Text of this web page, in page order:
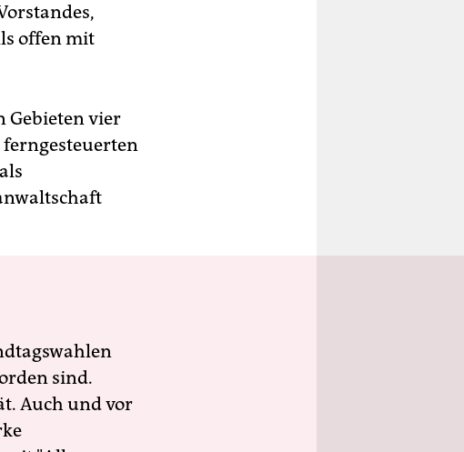
offen mit
Gebieten vier
sind.
Auch und vor